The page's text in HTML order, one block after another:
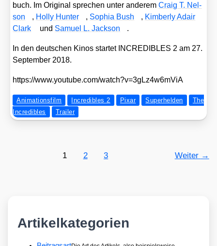
buch. Im Ori­gi­nal spre­chen unter ande­remCraig T. Nel­
son
, Hol­ly Hun­ter , Sophia Bush , Kim­ber­ly Adair
Clark
und Samu­el L. Jack­son .
In den deut­schen Kinos star­tet INCREDIBLES 2 am 27.
Sep­tem­ber 2018.
https://​www​.you​tube​.com/​w​a​t​c​h​?​v​=​3​g​L​z​4​w​6​m​ViA
Animationsfilm Incredibles 2 Pixar Superhelden
The
Incredibles
Trailer
1 2 3 Weiter →
Artikelkategorien